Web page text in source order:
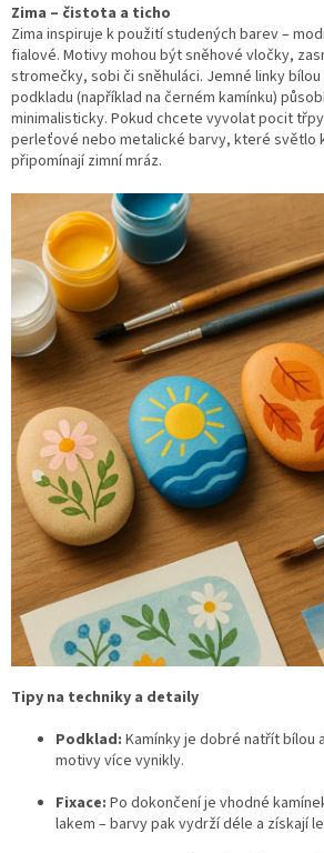
Zima – čistota a ticho
Zima inspiruje k použití studených barev –
fialové. Motivy mohou být sněhové vločky,
stromečky, sobi či sněhuláci. Jemné linky
podkladu (například na černém kamínku)
minimalisticky. Pokud chcete vyvolat pocit
perleťové nebo metalické barvy, které světlo
připomínají zimní mráz.
Tipy na techniky a detaily
Podklad: Kamínky je dobré natřít bílou
motivy více vynikly.
Fixace: Po dokončení je vhodné
lakem – barvy pak vydrží déle a získají